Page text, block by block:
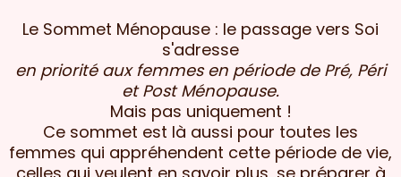
Le Sommet Ménopause : le passage vers Soi
s'adresse
en priorité aux femmes en période de Pré, Péri
et Post Ménopause.
Mais pas uniquement !
Ce sommet est là aussi pour toutes les
femmes qui appréhendent cette période de vie,